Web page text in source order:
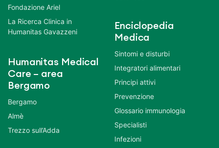
Fondazione Ariel
La Ricerca Clinica in
Humanitas Gavazzeni
Humanitas Medical
Care – area
Bergamo
Bergamo
Almè
Trezzo sull’Adda
Enciclopedia
Medica
Sintomi e disturbi
Integratori alimentari
Principi attivi
Prevenzione
Glossario immunologia
Specialisti
Infezioni